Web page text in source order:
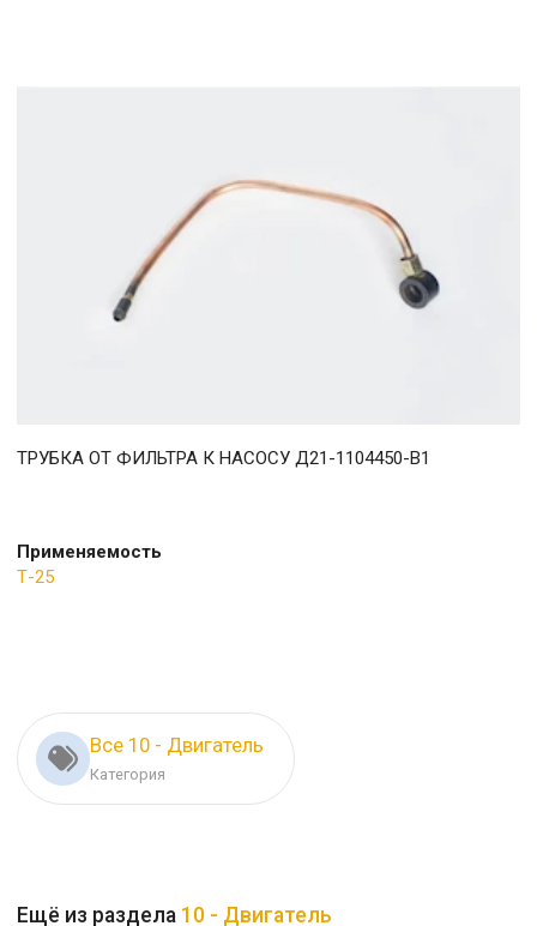
ТРУБКА ОТ ФИЛЬТРА К НАСОСУ Д21-1104450-В1
Применяемость
Т-25
Все 10 - Двигатель
Категория
Ещё из раздела 10 - Двигатель